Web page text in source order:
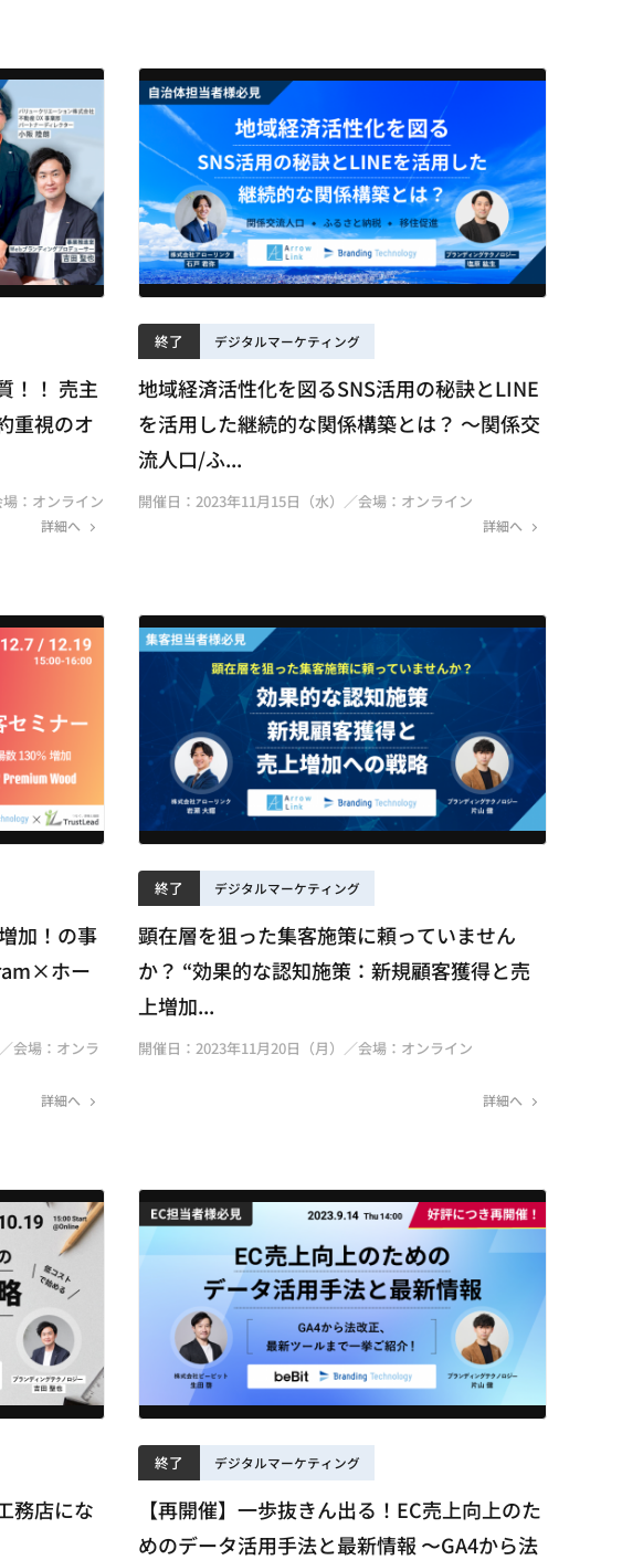
！！ 売主
重視のオ
：オンライン
詳細へ
終了 デジタルマーケティング
地域経済活性化を図るSNS活用の秘訣とLINE
を活用した継続的な関係構築とは？ ～関係交
流人口/ふ...
開催日：2023年11月15日（水）／会場：オンライン
詳細へ
加！の事
ホー
会場：オンラ
詳細へ
終了 デジタルマーケティング
顕在層を狙った集客施策に頼っていません
か？ “効果的な認知施策：新規顧客獲得と売
上増加...
開催日：2023年11月20日（月）／会場：オンライン
詳細へ
務店にな
終了 デジタルマーケティング
【再開催】一歩抜きん出る！EC売上向上のた
めのデータ活用手法と最新情報 〜GA4から法